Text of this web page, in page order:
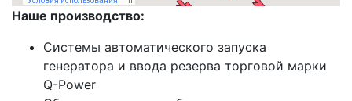
Наше производство:
Системы автоматического запуска
генератора и ввода резерва торговой марки
Q-Power